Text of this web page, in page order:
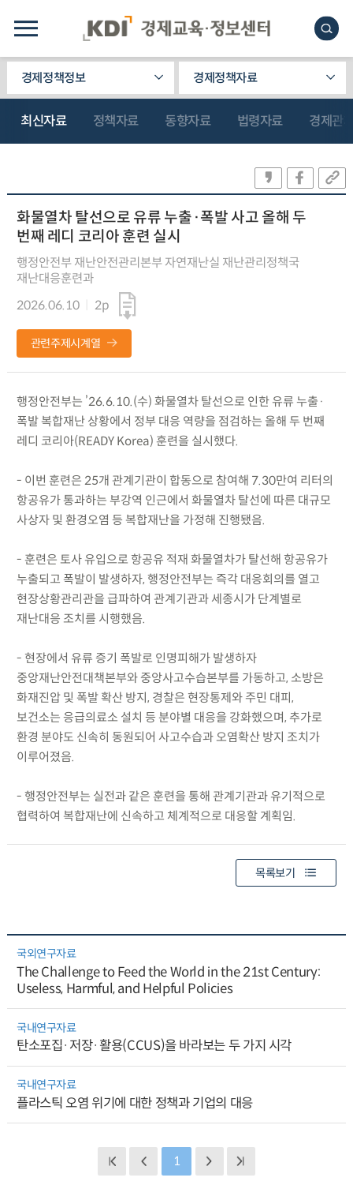
경제정책정보 경제정책자료
최신자료 정책자료 동향자료 법령자료 경제관
화물열차 탈선으로 유류 누출·폭발 사고 올해 두
번째 레디 코리아 훈련 실시
행정안전부 재난안전관리본부 자연재난실 재난관리정책국
재난대응훈련과
2026.06.10
2p
관련주제시계열
행정안전부는 ’26.6.10.(수) 화물열차 탈선으로 인한 유류 누출·
폭발 복합재난 상황에서 정부 대응 역량을 점검하는 올해 두 번째
레디 코리아(READY Korea) 훈련을 실시했다.
- 이번 훈련은 25개 관계기관이 합동으로 참여해 7.30만여 리터의
항공유가 통과하는 부강역 인근에서 화물열차 탈선에 따른 대규모
사상자 및 환경오염 등 복합재난을 가정해 진행됐음.
- 훈련은 토사 유입으로 항공유 적재 화물열차가 탈선해 항공유가
누출되고 폭발이 발생하자, 행정안전부는 즉각 대응회의를 열고
현장상황관리관을 급파하여 관계기관과 세종시가 단계별로
재난대응 조치를 시행했음.
- 현장에서 유류 증기 폭발로 인명피해가 발생하자
중앙재난안전대책본부와 중앙사고수습본부를 가동하고, 소방은
화재진압 및 폭발 확산 방지, 경찰은 현장통제와 주민 대피,
보건소는 응급의료소 설치 등 분야별 대응을 강화했으며, 추가로
환경 분야도 신속히 동원되어 사고수습과 오염확산 방지 조치가
이루어졌음.
- 행정안전부는 실전과 같은 훈련을 통해 관계기관과 유기적으로
협력하여 복합재난에 신속하고 체계적으로 대응할 계획임.
목록보기
국외연구자료
The Challenge to Feed the World in the 21st Century:
Useless, Harmful, and Helpful Policies
국내연구자료
탄소포집·저장·활용(CCUS)을 바라보는 두 가지 시각
국내연구자료
플라스틱 오염 위기에 대한 정책과 기업의 대응
1